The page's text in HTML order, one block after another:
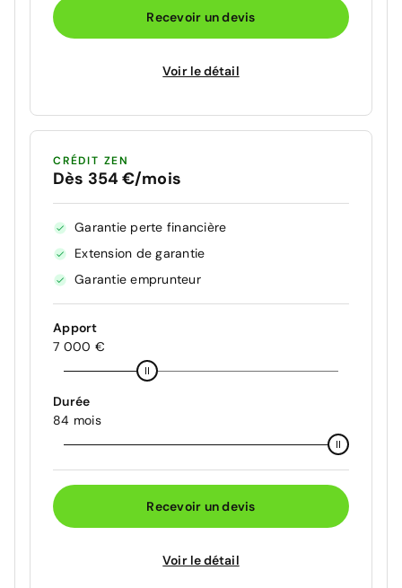
Recevoir un devis
Voir le détail
CRÉDIT ZEN
Dès 354 €/mois
Garantie perte financière
Extension de garantie
Garantie emprunteur
Apport
7 000 €
Durée
84 mois
Recevoir un devis
Voir le détail